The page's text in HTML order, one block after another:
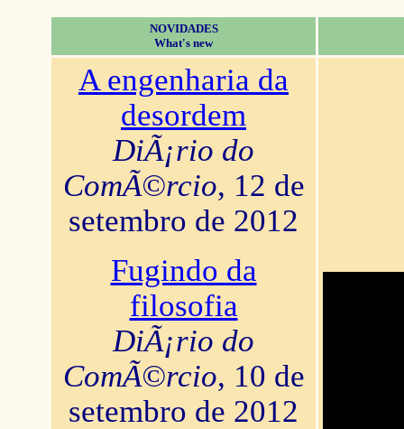
NOVIDADES
What's new
A engenharia da
desordem
DiÃ¡rio do
ComÃ©rcio, 12 de
setembro de 2012
Fugindo da
filosofia
DiÃ¡rio do
ComÃ©rcio, 10 de
setembro de 2012